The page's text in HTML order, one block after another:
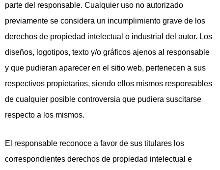
parte del responsable. Cualquier uso no autorizado
previamente se considera un incumplimiento grave de los
derechos de propiedad intelectual o industrial del autor. Los
diseños, logotipos, texto y/o gráficos ajenos al responsable
y que pudieran aparecer en el sitio web, pertenecen a sus
respectivos propietarios, siendo ellos mismos responsables
de cualquier posible controversia que pudiera suscitarse
respecto a los mismos.
El responsable reconoce a favor de sus titulares los
correspondientes derechos de propiedad intelectual e